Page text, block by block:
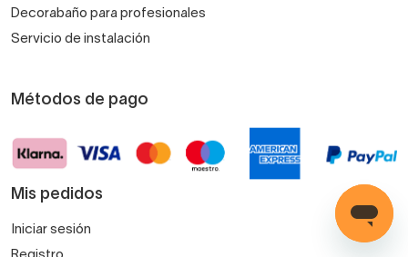
Decorabaño para profesionales
Servicio de instalación
Métodos de pago
Mis pedidos
Iniciar sesión